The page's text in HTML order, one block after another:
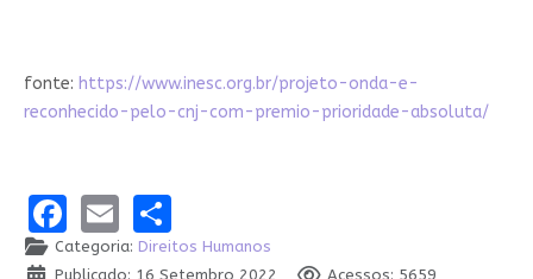
fonte: https://www.inesc.org.br/projeto-onda-e-
reconhecido-pelo-cnj-com-premio-prioridade-absoluta/
Facebook
EmailShare
Categoria: Direitos Humanos
Publicado: 16 Setembro 2022
Acessos: 5659